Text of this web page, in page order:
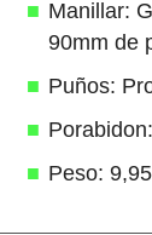
Manillar:
90mm de
Puños:
Peso: